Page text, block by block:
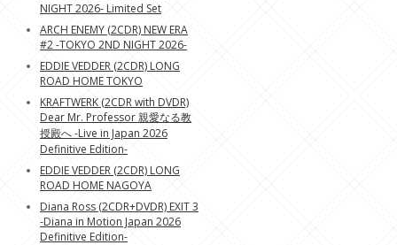
NIGHT 2026- Limited Set
ARCH ENEMY (2CDR) NEW ERA
#2 -TOKYO 2ND NIGHT 2026-
EDDIE VEDDER (2CDR) LONG
ROAD HOME TOKYO
KRAFTWERK (2CDR with DVDR)
Dear Mr. Professor 親愛なる教
授殿へ -Live in Japan 2026
Definitive Edition-
EDDIE VEDDER (2CDR) LONG
ROAD HOME NAGOYA
Diana Ross (2CDR+DVDR) EXIT 3
-Diana in Motion Japan 2026
Definitive Edition-